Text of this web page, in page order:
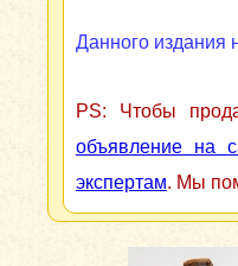
Данного издания
PS: Чтобы
объявление на
экспертам. Мы